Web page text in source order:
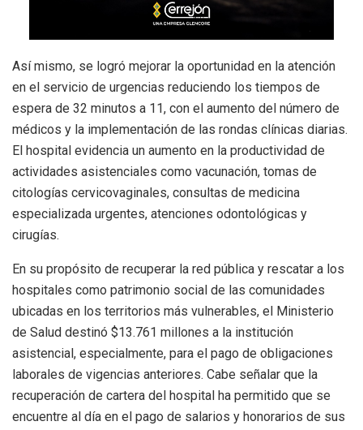
Así mismo, se logró mejorar la oportunidad en la atención
en el servicio de urgencias reduciendo los tiempos de
espera de 32 minutos a 11, con el aumento del número de
médicos y la implementación de las rondas clínicas diarias.
El hospital evidencia un aumento en la productividad de
actividades asistenciales como vacunación, tomas de
citologías cervicovaginales, consultas de medicina
especializada urgentes, atenciones odontológicas y
cirugías.
En su propósito de recuperar la red pública y rescatar a los
hospitales como patrimonio social de las comunidades
ubicadas en los territorios más vulnerables, el Ministerio
de Salud destinó $13.761 millones a la institución
asistencial, especialmente, para el pago de obligaciones
laborales de vigencias anteriores. Cabe señalar que la
recuperación de cartera del hospital ha permitido que se
encuentre al día en el pago de salarios y honorarios de sus